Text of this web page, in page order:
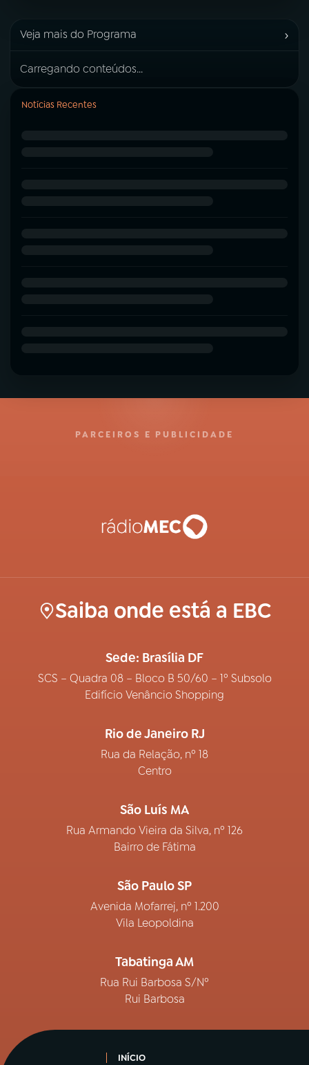
Veja mais do Programa ›
Carregando conteúdos...
Notícias Recentes
PARCEIROS E PUBLICIDADE
Saiba onde está a EBC
Sede: Brasília DF
SCS – Quadra 08 – Bloco B 50/60 – 1º Subsolo
Edifício Venâncio Shopping
Rio de Janeiro RJ
Rua da Relação, nº 18
Centro
São Luís MA
Rua Armando Vieira da Silva, nº 126
Bairro de Fátima
São Paulo SP
Avenida Mofarrej, nº 1.200
Vila Leopoldina
Tabatinga AM
Rua Rui Barbosa S/Nº
Rui Barbosa
INÍCIO